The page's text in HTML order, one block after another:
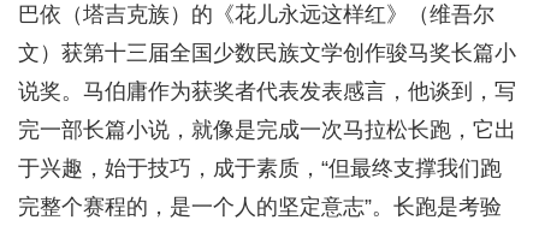
巴依（塔吉克族）的《花儿永远这样红》（维吾尔
文）获第十三届全国少数民族文学创作骏马奖长篇小
说奖。马伯庸作为获奖者代表发表感言，他谈到，写
完一部长篇小说，就像是完成一次马拉松长跑，它出
于兴趣，始于技巧，成于素质，“但最终支撑我们跑
完整个赛程的，是一个人的坚定意志”。长跑是考验